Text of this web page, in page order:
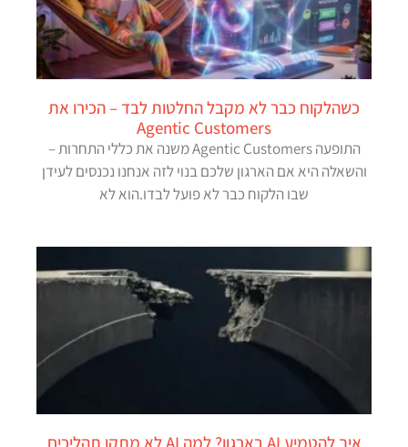
כשהלקוח כבר לא מקבל החלטות לבד – הכירו את
Agentic Customers
התופעה Agentic Customers משנה את כללי התחרות –
והשאלה היא אם הארגון שלכם בנוי לזה אנחנו נכנסים לעידן
שבו הלקוח כבר לא פועל לבדו.הוא לא
איך להטמיע AI בארגון? למה AI לא מתקן תהליכים